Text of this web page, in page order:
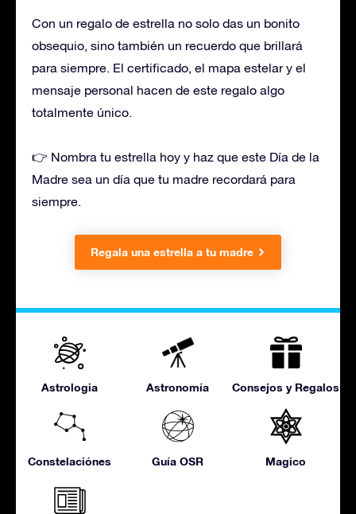
Con un regalo de estrella no solo das un bonito
obsequio, sino también un recuerdo que brillará
para siempre. El certificado, el mapa estelar y el
mensaje personal hacen de este regalo algo
totalmente único.
👉 Nombra tu estrella hoy y haz que este Día de la
Madre sea un día que tu madre recordará para
siempre.
Regala una estrella a tu madre
Astrologia Astronomía Consejos y Regalos
Constelaciónes Guía OSR Magico